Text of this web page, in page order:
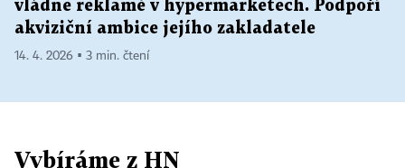
vládne reklamě v hypermarketech. Podpoří
akviziční ambice jejího zakladatele
14. 4. 2026 ▪ 3 min. čtení
Vybíráme z HN